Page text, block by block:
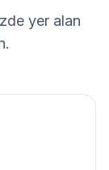
yer alan